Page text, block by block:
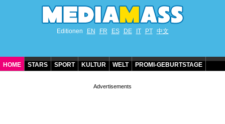
Editionen EN FR ES DE IT PT 中文
HOME STARS SPORT KULTUR WELT PROMI-GEBURTSTAGE